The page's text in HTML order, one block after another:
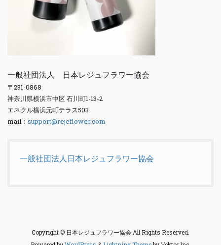
一般社団法人 日本レジュフラワー協会
〒231-0868
神奈川県横浜市中区 石川町1-13-2
エネクル横浜元町テラス503
mail： support@rejeflower.com
一般社団法人日本レジュフラワー協会
Copyright © 日本レジュフラワー協会 All Rights Reserved.